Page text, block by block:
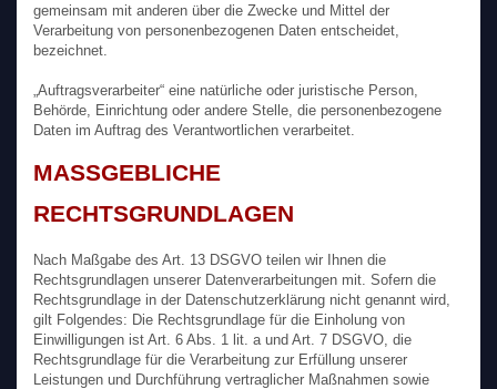
gemeinsam mit anderen über die Zwecke und Mittel der
Verarbeitung von personenbezogenen Daten entscheidet,
bezeichnet.
„Auftragsverarbeiter“ eine natürliche oder juristische Person,
Behörde, Einrichtung oder andere Stelle, die personenbezogene
Daten im Auftrag des Verantwortlichen verarbeitet.
MASSGEBLICHE R
ECHTSGRUNDLAGEN
Nach Maßgabe des Art. 13 DSGVO teilen wir Ihnen die
Rechtsgrundlagen unserer Datenverarbeitungen mit. Sofern die
Rechtsgrundlage in der Datenschutzerklärung nicht genannt wird,
gilt Folgendes: Die Rechtsgrundlage für die Einholung von
Einwilligungen ist Art. 6 Abs. 1 lit. a und Art. 7 DSGVO, die
Rechtsgrundlage für die Verarbeitung zur Erfüllung unserer
Leistungen und Durchführung vertraglicher Maßnahmen sowie